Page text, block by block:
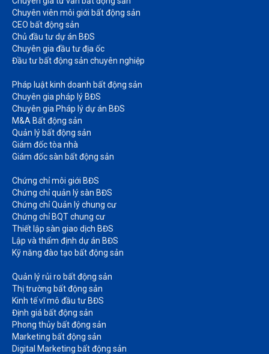
Chuyên viên môi giới bất động sản​
CEO bất động sản
Chủ đầu tư dự án BĐS
Chuyên gia đầu tư địa ốc​
Đầu tư bất động sản chuyên nghiệp
Pháp luật kinh doanh bất động sản​
Chuyên gia pháp lý BĐS
Chuyên gia Pháp lý dự án BĐS
M&A Bất động sản​
Quản lý bất động sản
Giám đốc tòa nhà​
Giám đốc sàn bất động sản
Chứng chỉ môi giới BĐS​
Chứng chỉ quản lý sàn BĐS
Chứng chỉ Quản lý chung cư​
Chứng chỉ BQT chung cư​
Thiết lập sàn giao dịch BĐS​
Lập và thẩm định dự án BĐS​
Kỹ năng đào tạo bất động sản​
Quản lý rủi ro bất động sản​
Thị trường bất động sản​
Kinh tế vĩ mô đầu tư BĐS​
Định giá bất động sản​
Phong thủy bất động sản​
Marketing bất động sản​
Digital Marketing bất động sản​